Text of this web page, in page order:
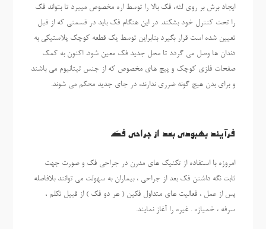
ایجاد برش بر روی لثه، فک بالا را توسط اره مخصوص میبرد تا بتواند فک
را تحت کنترل خود بشکند. در این هنگام فک باید در قسمتی که از قبل
تعیین شده است قرار بگیرد بنابراین توسط یک قطعه کوچک پلاستیکی به
دندان ها وصل می گردد تا محل جدید فک معین شود. اکنون به کمک
صفحات فلزی کوچک و پیچ های مخصوص که از جنس تیتانیوم می باشند
و برای بدن هیچ گونه ضرری ندارند، در جای جدید محکم می شوند.
فرآیند بهبودی بعد از جراحی فک
امروزه با استفاده از تکنیک های مدرن در جراحی فک و صورت جهت
ثابت نگه داشتن فک بعد از جراحی ، بیماران به سهولت می توانند بلافاصله
پس از عمل ، فعالیت های متداول فکین ( هر دو فک ) از قبیل تکلم ،
سرفه ، خمیازه . غیره را آغاز نمایند.